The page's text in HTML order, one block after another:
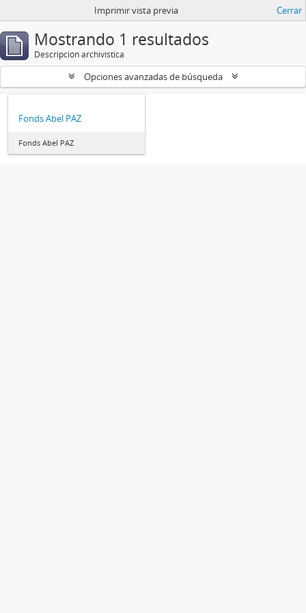
Imprimir vista previa Cerrar
Mostrando 1 resultados
Descripción archivística
Opciones avanzadas de búsqueda
Fonds Abel PAZ
Fonds Abel PAZ